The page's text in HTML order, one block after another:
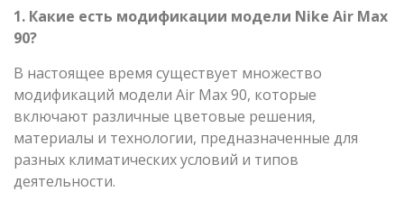
1. Какие есть модификации модели Nike Air Max
90?
В настоящее время существует множество
модификаций модели Air Max 90, которые
включают различные цветовые решения,
материалы и технологии, предназначенные для
разных климатических условий и типов
деятельности.